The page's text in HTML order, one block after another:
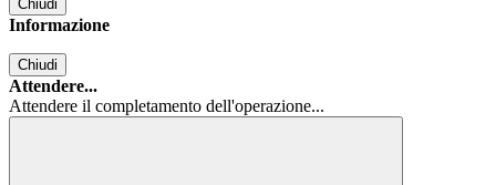
Chiudi
Informazione
Chiudi
Attendere...
Attendere il completamento dell'operazione...